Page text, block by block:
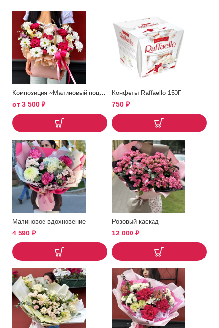
от 3 500 ₽
Конфеты Raffaello 150Г
750 ₽
Малиновое вдохновение
4 590 ₽
Розовый каскад
12 000 ₽